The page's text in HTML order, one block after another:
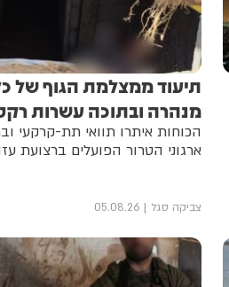
תיעוד ממצלמת הגוף של
מנהרה ובתוכה עשרות
הכוחות איתרו תוואי תת-קרקעי
ארגוני הטרור הפועלים ברצועת
צביקה סגל 05.08.26